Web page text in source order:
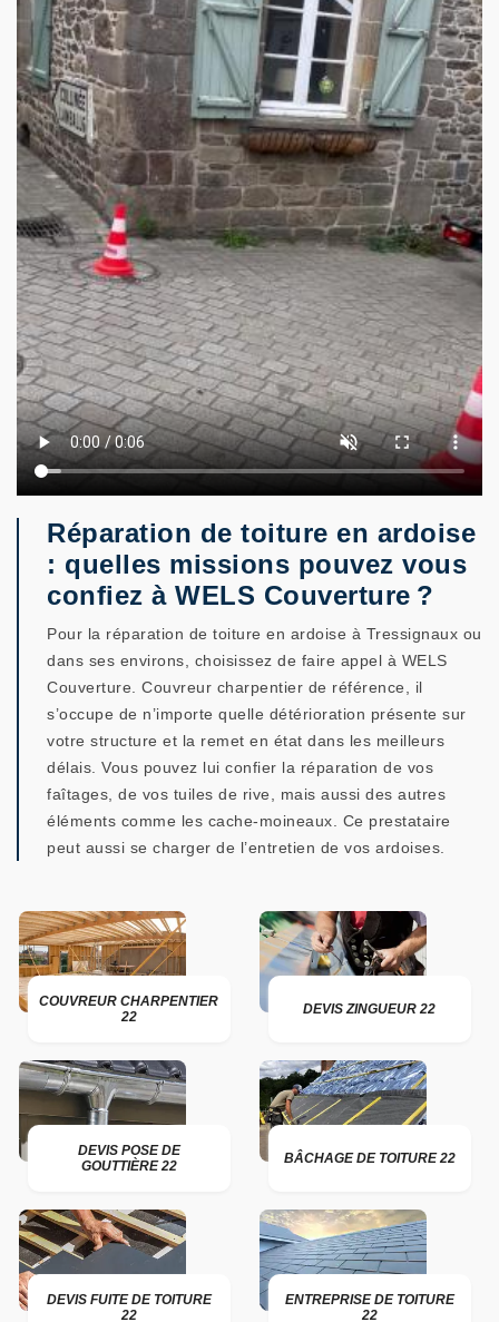
Réparation de toiture en ardoise
: quelles missions pouvez vous
confiez à WELS Couverture ?
Pour la réparation de toiture en ardoise à Tressignaux ou
dans ses environs, choisissez de faire appel à WELS
Couverture. Couvreur charpentier de référence, il
s’occupe de n’importe quelle détérioration présente sur
votre structure et la remet en état dans les meilleurs
délais. Vous pouvez lui confier la réparation de vos
faîtages, de vos tuiles de rive, mais aussi des autres
éléments comme les cache-moineaux. Ce prestataire
peut aussi se charger de l’entretien de vos ardoises.
COUVREUR CHARPENTIER
22
DEVIS ZINGUEUR 22
DEVIS POSE DE
GOUTTIÈRE 22
BÂCHAGE DE TOITURE 22
DEVIS FUITE DE TOITURE
22
ENTREPRISE DE TOITURE
22